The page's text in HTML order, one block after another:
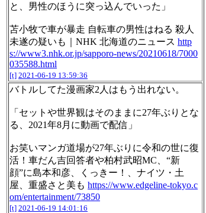
と、男性のほうに突っ込んでいった」
苫小牧で車が暴走 自転車の男性はねる 殺人
未遂の疑いも｜NHK 北海道のニュース http
s://www3.nhk.or.jp/sapporo-news/20210618/7000
035588.html
[t] 2021-06-19 13:59:36
バトルしてた漫画家2人はもう出れない。
「セットや世界観はそのままに27年ぶりとな
る、2021年8月に動画で配信」
お笑いマンガ道場が27年ぶりに令和の世に復
活！車だん吉回答者や柏村武昭MC、“新
顔”に島本和彦、くっきー！、ナイツ・土
屋、重盛さと美も https://www.edgeline-tokyo.c
om/entertainment/73850
[t] 2021-06-19 14:01:16